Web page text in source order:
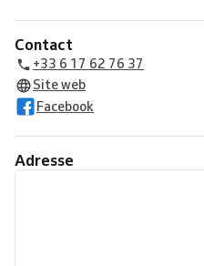
Contact
+33 6 17 62 76 37
Site web
Facebook
Adresse